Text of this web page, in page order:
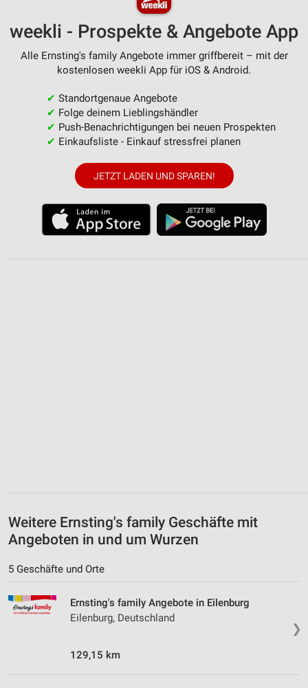
weekli - Prospekte & Angebote App
Alle Ernsting's family Angebote immer griffbereit – mit der
kostenlosen weekli App für iOS & Android.
✔ Standortgenaue Angebote
✔ Folge deinem Lieblingshändler
✔ Push-Benachrichtigungen bei neuen Prospekten
✔ Einkaufsliste - Einkauf stressfrei planen
JETZT LADEN UND SPAREN!
Weitere Ernsting's family Geschäfte mit
Angeboten in und um Wurzen
5 Geschäfte und Orte
❯
Ernsting's family Angebote in Eilenburg
Eilenburg, Deutschland
129,15 km